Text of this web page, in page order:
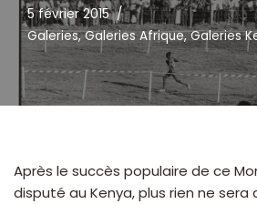
5 février 2015
Galeries,Galeries Afrique,Galeries
Après le succès populaire de ce
disputé au Kenya, plus rien ne